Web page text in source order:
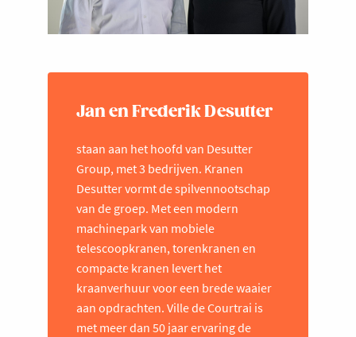
Jan en Frederik Desutter
staan aan het hoofd van Desutter
Group, met 3 bedrijven. Kranen
Desutter vormt de spilvennootschap
van de groep. Met een modern
machinepark van mobiele
telescoopkranen, torenkranen en
compacte kranen levert het
kraanverhuur voor een brede waaier
aan opdrachten. Ville de Courtrai is
met meer dan 50 jaar ervaring de